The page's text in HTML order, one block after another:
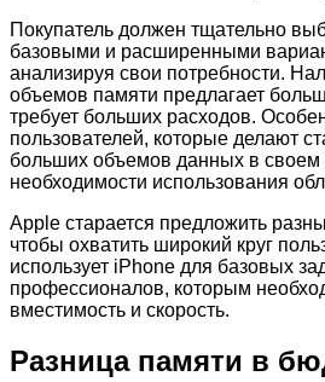
Покупатель должен тщательно
базовыми и расширенными
анализируя свои потребности.
объемов памяти предлагает
требует больших расходов.
пользователей, которые делают
больших объемов данных в
необходимости использования
Apple старается предложить
чтобы охватить широкий круг
использует iPhone для базовых
профессионалов, которым
вместимость и скорость.
Разница памяти в